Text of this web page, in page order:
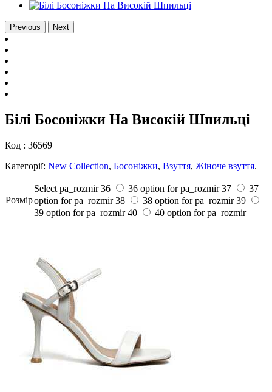
Previous Next
Білі Босоніжки На Високій Шпильці
Код : 36569
Категорії: New Collection, Босоніжки, Взуття, Жіноче взуття.
Розмiр
Select pa_rozmir 36 36 option for pa_rozmir 37
37
option for pa_rozmir 38 38 option for pa_rozmir 39
39 option for pa_rozmir 40 40 option for pa_rozmir